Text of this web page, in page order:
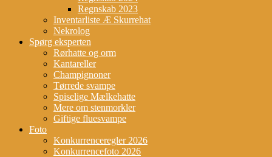
Regnskab 2023
Inventarliste Æ Skurrehat
Nekrolog
Spørg eksperten
Rørhatte og orm
Kantareller
Champignoner
Tørrede svampe
Spiselige Mælkehatte
Mere om stenmorkler
Giftige fluesvampe
Foto
Konkurrenceregler 2026
Konkurrencefoto 2026